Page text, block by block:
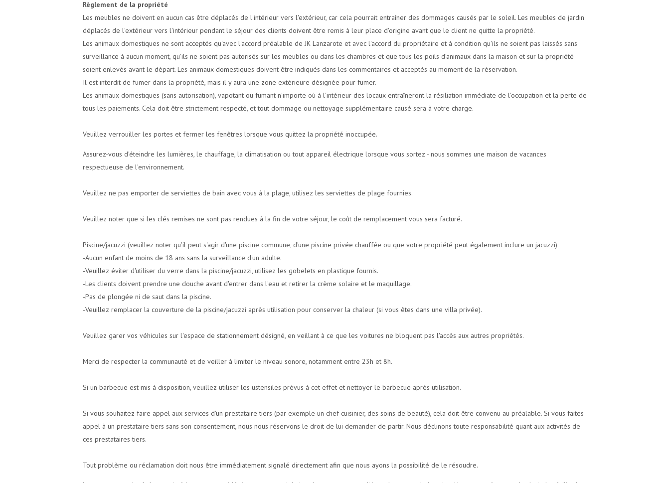
Règlement de la propriété
Les meubles ne doivent en aucun cas être déplacés de l'intérieur vers l'extérieur, car cela pourrait entraîner des dommages causés par le soleil. Les meubles de jardin
déplacés de l'extérieur vers l'intérieur pendant le séjour des clients doivent être remis à leur place d'origine avant que le client ne quitte la propriété.
Les animaux domestiques ne sont acceptés qu'avec l'accord préalable de JK Lanzarote et avec l'accord du propriétaire et à condition qu'ils ne soient pas laissés sans
surveillance à aucun moment, qu'ils ne soient pas autorisés sur les meubles ou dans les chambres et que tous les poils d'animaux dans la maison et sur la propriété
soient enlevés avant le départ. Les animaux domestiques doivent être indiqués dans les commentaires et acceptés au moment de la réservation.
Il est interdit de fumer dans la propriété, mais il y aura une zone extérieure désignée pour fumer.
Les animaux domestiques (sans autorisation), vapotant ou fumant n'importe où à l'intérieur des locaux entraîneront la résiliation immédiate de l'occupation et la perte de
tous les paiements. Cela doit être strictement respecté, et tout dommage ou nettoyage supplémentaire causé sera à votre charge.
Veuillez verrouiller les portes et fermer les fenêtres lorsque vous quittez la propriété inoccupée.
Assurez-vous d'éteindre les lumières, le chauffage, la climatisation ou tout appareil électrique lorsque vous sortez - nous sommes une maison de vacances
respectueuse de l'environnement.
Veuillez ne pas emporter de serviettes de bain avec vous à la plage, utilisez les serviettes de plage fournies.
Veuillez noter que si les clés remises ne sont pas rendues à la fin de votre séjour, le coût de remplacement vous sera facturé.
Piscine/jacuzzi (veuillez noter qu'il peut s'agir d'une piscine commune, d'une piscine privée chauffée ou que votre propriété peut également inclure un jacuzzi)
-Aucun enfant de moins de 18 ans sans la surveillance d'un adulte.
-Veuillez éviter d'utiliser du verre dans la piscine/jacuzzi, utilisez les gobelets en plastique fournis.
-Les clients doivent prendre une douche avant d'entrer dans l'eau et retirer la crème solaire et le maquillage.
-Pas de plongée ni de saut dans la piscine.
-Veuillez remplacer la couverture de la piscine/jacuzzi après utilisation pour conserver la chaleur (si vous êtes dans une villa privée).
Veuillez garer vos véhicules sur l'espace de stationnement désigné, en veillant à ce que les voitures ne bloquent pas l'accès aux autres propriétés.
Merci de respecter la communauté et de veiller à limiter le niveau sonore, notamment entre 23h et 8h.
Si un barbecue est mis à disposition, veuillez utiliser les ustensiles prévus à cet effet et nettoyer le barbecue après utilisation.
Si vous souhaitez faire appel aux services d'un prestataire tiers (par exemple un chef cuisinier, des soins de beauté), cela doit être convenu au préalable. Si vous faites
appel à un prestataire tiers sans son consentement, nous nous réservons le droit de lui demander de partir. Nous déclinons toute responsabilité quant aux activités de
ces prestataires tiers.
Tout problème ou réclamation doit nous être immédiatement signalé directement afin que nous ayons la possibilité de le résoudre.